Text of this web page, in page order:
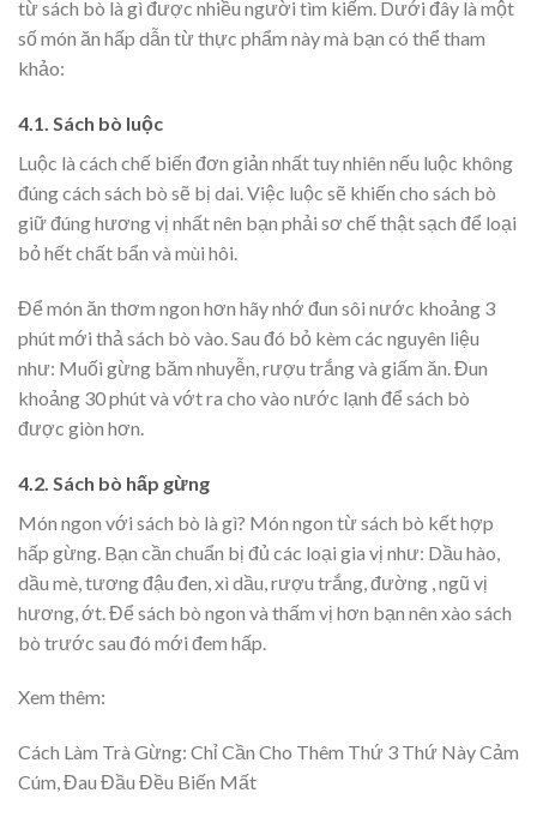
từ sách bò là gì được nhiều người tìm kiếm. Dưới đây là một
số món ăn hấp dẫn từ thực phẩm này mà bạn có thể tham
khảo:
4.1. Sách bò luộc
Luộc là cách chế biến đơn giản nhất tuy nhiên nếu luộc không
đúng cách sách bò sẽ bị dai. Việc luộc sẽ khiến cho sách bò
giữ đúng hương vị nhất nên bạn phải sơ chế thật sạch để loại
bỏ hết chất bẩn và mùi hôi.
Để món ăn thơm ngon hơn hãy nhớ đun sôi nước khoảng 3
phút mới thả sách bò vào. Sau đó bỏ kèm các nguyên liệu
như: Muối gừng băm nhuyễn, rượu trắng và giấm ăn. Đun
khoảng 30 phút và vớt ra cho vào nước lạnh để sách bò
được giòn hơn.
4.2. Sách bò hấp gừng
Món ngon với sách bò là gì? Món ngon từ sách bò kết hợp
hấp gừng. Bạn cần chuẩn bị đủ các loại gia vị như: Dầu hào,
dầu mè, tương đậu đen, xì dầu, rượu trắng, đường , ngũ vị
hương, ớt. Để sách bò ngon và thấm vị hơn bạn nên xào sách
bò trước sau đó mới đem hấp.
Xem thêm:
Cách Làm Trà Gừng: Chỉ Cần Cho Thêm Thứ 3 Thứ Này Cảm
Cúm, Đau Đầu Đều Biến Mất